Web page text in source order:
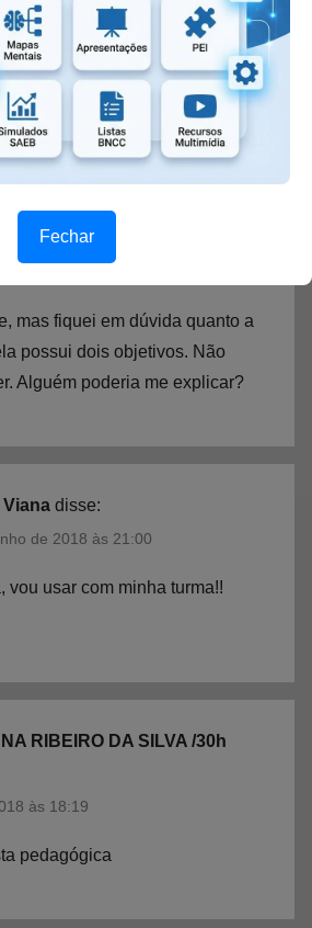
de 2018 às 12:43
essa ideia do jogo fabrica de
!!!!!!
Cavenaghi
mas fiquei em dúvida quanto a
possui dois objetivos. Não
Alguém poderia me explicar?
Viana disse:
de 2018 às 21:00
vou usar com minha turma!!
RIBEIRO DA SILVA /30h
às 18:19
pedagógica
Fechar